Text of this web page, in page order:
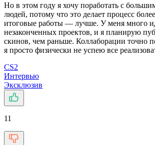
Но в этом году я хочу поработать с
людей, потому что это делает процесс
итоговые работы — лучше. У меня много
незаконченных проектов, и я планирую
скинов, чем раньше. Коллаборации точно
я просто физически не успею все
CS2
Интервью
Эксклюзив
11